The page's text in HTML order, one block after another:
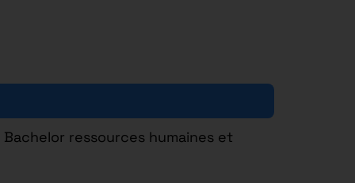
ressources humaines et